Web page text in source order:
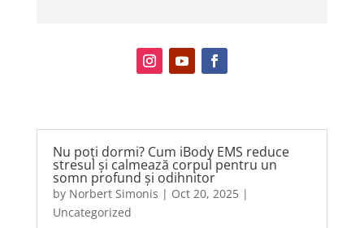
Nu poți dormi? Cum iBody EMS reduce
stresul și calmează corpul pentru un
somn profund și odihnitor
by Norbert Simonis | Oct 20, 2025|
Uncategorized